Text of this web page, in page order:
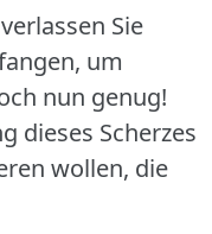
Sie
um
nun genug!
dieses Scherzes
wollen, die